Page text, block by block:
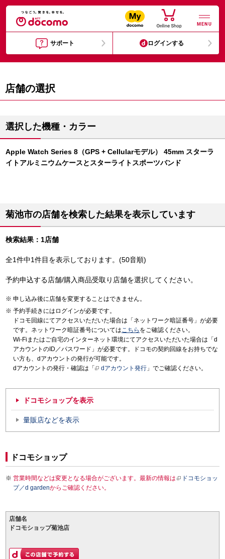
MENU
サポート ログインする
店舗の選択
選択した機種・カラー
Apple Watch Series 8（GPS + Cellularモデル） 45mm スターラ
イトアルミニウムケースとスターライトスポーツバンド
菊池市の店舗を検索した結果を表示しています
検索結果：1店舗
全1件中1件目を表示しております。(50音順)
予約申込する店舗/購入商品受取り店舗を選択してください。
申し込み後に店舗を変更することはできません。
予約手続きにはログインが必要です。
ドコモ回線にてアクセスいただいた場合は「ネットワーク暗証番号」が必要
です。ネットワーク暗証番号についてはこちら をご確認ください。
Wi-Fiまたはご自宅のインターネット環境にてアクセスいただいた場合は「d
アカウントのID／パスワード」が必要です。ドコモの契約回線をお持ちでな
い方も、dアカウントの発行が可能です。
dアカウントの発行・確認は「
dアカウント発行 」でご確認ください。
ドコモショップを表示
量販店などを表示
ドコモショップ
営業時間などは変更となる場合がございます。最新の情報は
ドコモショッ
プ／d gardenからご確認ください。
店舗名
ドコモショップ菊池店